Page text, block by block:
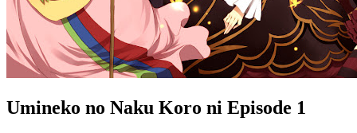
Umineko no Naku Koro ni Episode 1